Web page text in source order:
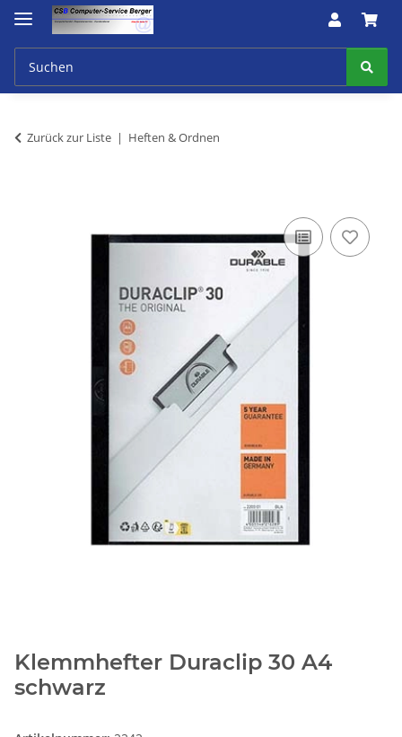
Zurück zur Liste Heften & Ordnen
Klemmhefter Duraclip 30 A4
schwarz